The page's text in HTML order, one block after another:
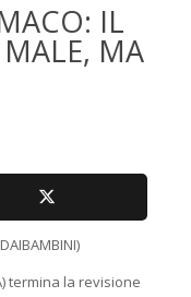
IL
MALE, MA
termina la revisione